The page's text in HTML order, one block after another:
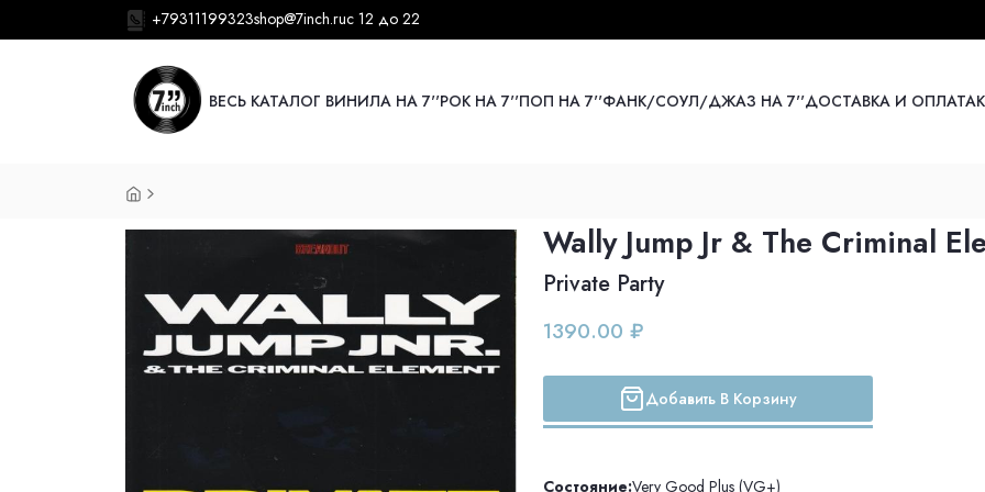
+79311199323shop@7inch.ruс 12 до 22
ВЕСЬ КАТАЛОГ ВИНИЛА НА 7''РОК НА 7''ПОП НА 7''ФАНК/СОУЛ/ДЖАЗ НА 7''ДОСТАВКА И ОПЛАТА
Wally Jump Jr & The Criminal
Private Party
1390.00 ₽
Добавить В Корзину
Состояние:Very Good Plus (VG+)